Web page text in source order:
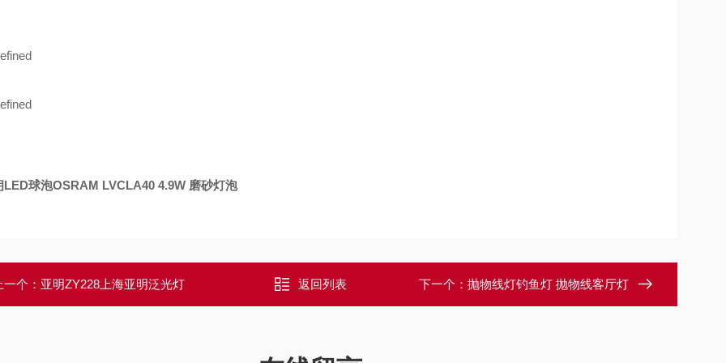
LED球泡OSRAM LVCLA40 4.9W 磨砂灯泡
一个： 亚明ZY228上海亚明泛光灯 返回列表 下一个： 抛物线灯钓鱼灯 抛物线客厅灯